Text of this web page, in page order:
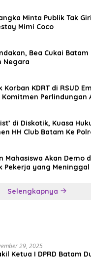
Minta Publik Tak
Mimi Coco
Bea Cukai Batam
Negara
KDRT di RSUD
Komitmen Perlindungan
di Diskotik, Kuasa
HH Club Batam Ke
Mahasiswa Akan Demo
Pekerja yang Meninggal
Selengkapnya
29, 2025
Ketua I DPRD Batam